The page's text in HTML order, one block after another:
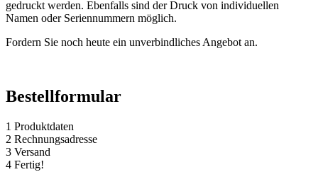
gedruckt werden. Ebenfalls sind der Druck von individuellen
Namen oder Seriennummern möglich.
Fordern Sie noch heute ein unverbindliches Angebot an.
Bestellformular
1 Produktdaten
2 Rechnungsadresse
3 Versand
4 Fertig!